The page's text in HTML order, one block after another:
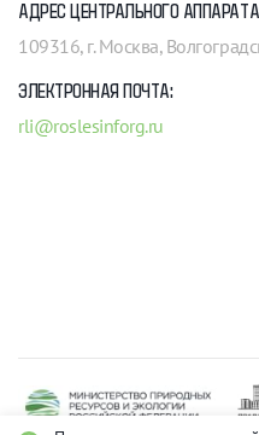
АДРЕС ЦЕНТРАЛЬНОГО
109316, г. Москва,
ЭЛЕКТРОННАЯ ПОЧТА:
rli@roslesinforg.ru